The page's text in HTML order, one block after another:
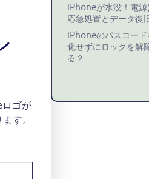
ゴが
す。
iPhoneが水没！電源
応急処置とデータ復
iPhoneのパスコー
化せずにロックを解
る？